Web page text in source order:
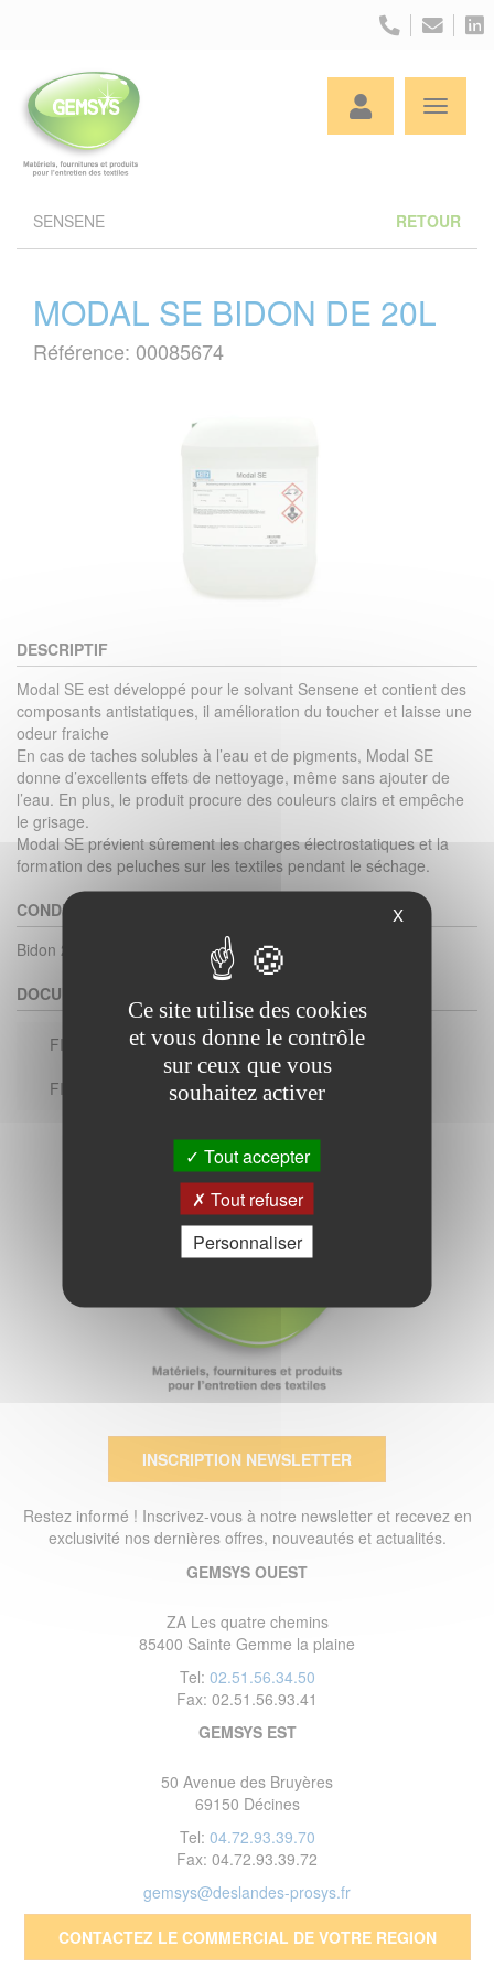
SENSENE RETOUR
MODAL SE BIDON DE 20L
Référence: 00085674
DESCRIPTIF
Modal SE est développé pour le solvant Sensene et contient des
composants antistatiques, il amélioration du toucher et laisse une
odeur fraiche
En cas de taches solubles à l’eau et de pigments, Modal SE
donne d’excellents effets de nettoyage, même sans ajouter de
l’eau. En plus, le produit procure des couleurs clairs et empêche
le grisage.
Modal SE prévient sûrement les charges électrostatiques et la
formation des peluches sur les textiles pendant le séchage.
CONDITIONNEMENT
Bidon 20L
DOCUMENTS
FICHE TECHNIQUE
FICHE DONNÉES SÉCURITÉ
INSCRIPTION NEWSLETTER
Restez informé ! Inscrivez-vous à notre newsletter et recevez en
exclusivité nos dernières offres, nouveautés et actualités.
GEMSYS OUEST
ZA Les quatre chemins
85400 Sainte Gemme la plaine
Tel: 02.51.56.34.50
Fax: 02.51.56.93.41
GEMSYS EST
50 Avenue des Bruyères
69150 Décines
Tel: 04.72.93.39.70
Fax: 04.72.93.39.72
gemsys@deslandes-prosys.fr
CONTACTEZ LE COMMERCIAL DE VOTRE REGION
X
Ce site utilise des cookies
et vous donne le contrôle
sur ceux que vous
souhaitez activer
Tout accepter
Tout refuser
Personnaliser